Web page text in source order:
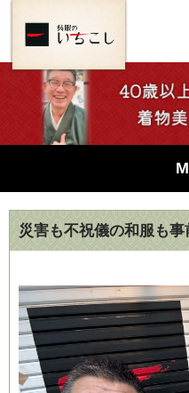
災害も不祝儀の和服も事